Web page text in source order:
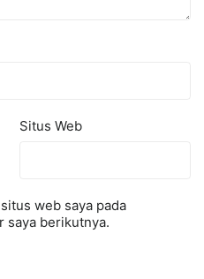
Situs Web
web saya pada
saya berikutnya.